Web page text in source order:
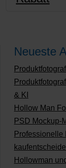
Neueste
& KI
Hollow Man
PSD Mockup-
Professionelle
Hollowman